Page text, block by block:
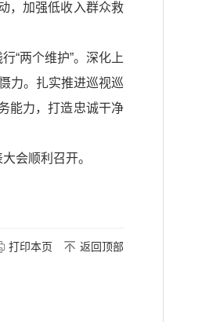
，加强低收入群众救
“两个维护”。深化上
力。扎实推进巡视巡
能力，打造忠诚干净
会顺利召开。
打印本页 返回顶部